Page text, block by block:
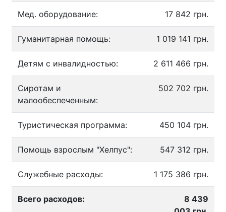
Мед. оборудование: 17 842 грн.
Гуманитарная помощь: 1 019 141 грн.
Детям с инвалидностью: 2 611 466 грн.
Сиротам и
малообеспеченным:
502 702 грн.
Туристическая программа: 450 104 грн.
Помощь взрослым "Хелпус": 547 312 грн.
Служебные расходы: 1 175 386 грн.
Всего расходов:
8 439